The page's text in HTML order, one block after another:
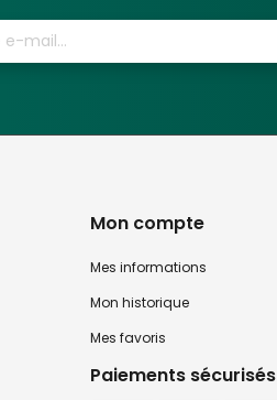
Mon compte
Mes informations
Mon historique
Mes favoris
Paiements sécurisés